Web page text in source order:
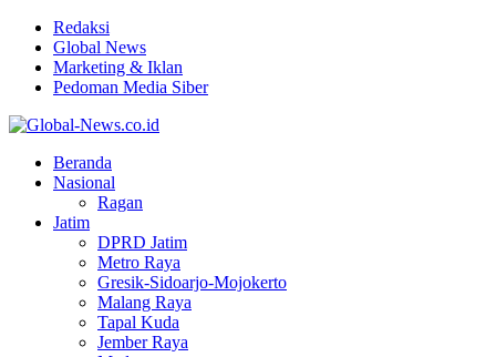
Redaksi
Global News
Marketing & Iklan
Pedoman Media Siber
Beranda
Nasional
Ragan
Jatim
DPRD Jatim
Metro Raya
Gresik-Sidoarjo-Mojokerto
Malang Raya
Tapal Kuda
Jember Raya